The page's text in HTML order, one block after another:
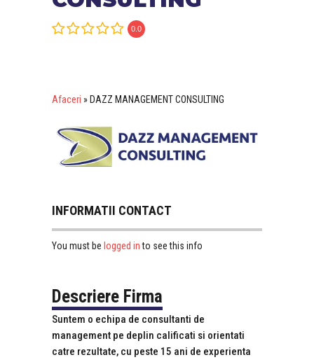
0.0
Afaceri » DAZZ MANAGEMENT CONSULTING
INFORMATII CONTACT
You must be logged into see this info
Descriere Firma
Suntem o echipa de consultanti de
management pe deplin calificati si orientati
catre rezultate, cu peste 15 ani de experienta